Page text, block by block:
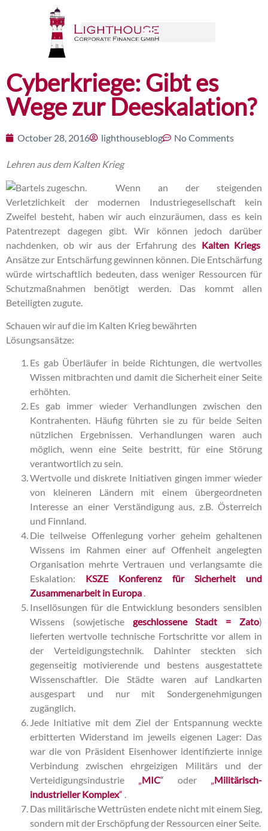
Cyberkriege: Gibt es
Wege zur Deeskalation?
October 28, 2016 lighthouseblog No Comments
Lehren aus dem Kalten Krieg
Wenn an der steigenden
Verletzlichkeit der modernen Industriegesellschaft kein
Zweifel besteht, haben wir auch einzuräumen, dass es kein
Patentrezept dagegen gibt. Wir können jedoch darüber
nachdenken, ob wir aus der Erfahrung des Kalten Kriegs
Ansätze zur Entschärfung gewinnen können. Die Entschärfung
würde wirtschaftlich bedeuten, dass weniger Ressourcen für
Schutzmaßnahmen benötigt werden. Das kommt allen
Beteiligten zugute.
Schauen wir auf die im Kalten Krieg bewährten
Lösungsansätze:
Es gab Überläufer in beide Richtungen, die wertvolles
Wissen mitbrachten und damit die Sicherheit einer Seite
erhöhten.
Es gab immer wieder Verhandlungen zwischen den
Kontrahenten. Häufig führten sie zu für beide Seiten
nützlichen Ergebnissen. Verhandlungen waren auch
möglich, wenn eine Seite bestritt, für eine Störung
verantwortlich zu sein.
Wertvolle und diskrete Initiativen gingen immer wieder
von kleineren Ländern mit einem übergeordneten
Interesse an einer Verständigung aus, z.B. Österreich
und Finnland.
Die teilweise Offenlegung vorher geheim gehaltenen
Wissens im Rahmen einer auf Offenheit angelegten
Organisation mehrte Vertrauen und verlangsamte die
Eskalation: KSZE Konferenz für Sicherheit und
Zusammenarbeit in Europa .
Insellösungen für die Entwicklung besonders sensiblen
Wissens (sowjetische geschlossene Stadt = Zato)
lieferten wertvolle technische Fortschritte vor allem in
der Verteidigungstechnik. Dahinter steckten sich
gegenseitig motivierende und bestens ausgestattete
Wissenschaftler. Die Städte waren auf Landkarten
ausgespart und nur mit Sondergenehmigungen
zugänglich.
Jede Initiative mit dem Ziel der Entspannung weckte
erbitterten Widerstand im jeweils eigenen Lager: Das
war die von Präsident Eisenhower identifizierte innige
Verbindung zwischen ehrgeizigen Militärs und der
Verteidigungsindustrie „MIC“ oder „Militärisch-
industrieller Komplex“ .
Das militärische Wettrüsten endete nicht mit einem Sieg,
sondern mit der Erschöpfung der Ressourcen einer Seite.